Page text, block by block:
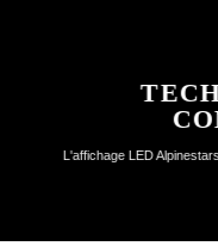
L'affichage LED